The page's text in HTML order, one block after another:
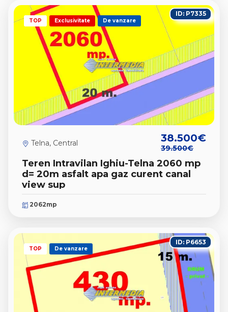
TOP Exclusivitate De vanzare
Teren Intravilan Ighiu-Telna 2060 mp
d= 20m asfalt apa gaz curent canal
view sup
Telna, Central 38.500€
39.500€
2062mp
ID: P7335
TOP De vanzare
ID: P6653